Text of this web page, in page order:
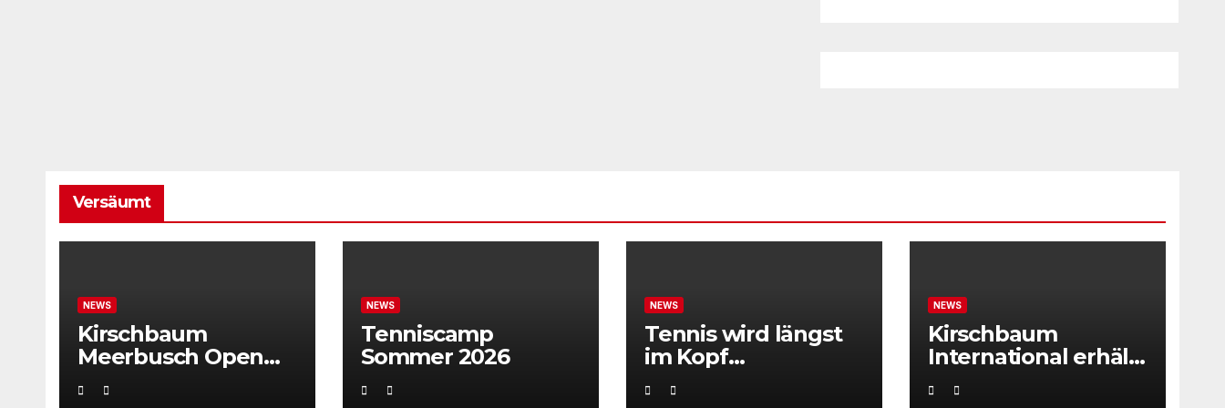
Versäumt
NEWS
Kirschbaum
Meerbusch Open
locken mit
Weltklassetennis
NEWS
Tenniscamp
Sommer 2026
NEWS
Tennis wird längst
im Kopf
entschieden“
NEWS
Kirschbaum
International erhält
ITF Tournament
Recognition Award